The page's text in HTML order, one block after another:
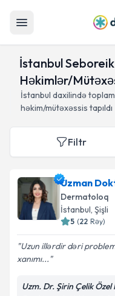
İstanbul
Həkimlər/
İstanbul daxilində toplam
həkim/mütəxəssis tapıldı
Filtr
Uzman
Dermatoloq
İstanbul, Şişli
5 (22 Rəy)
Uzun illərdir dəri
xanımı...
Uzm. Dr. Şirin Çelik Özel